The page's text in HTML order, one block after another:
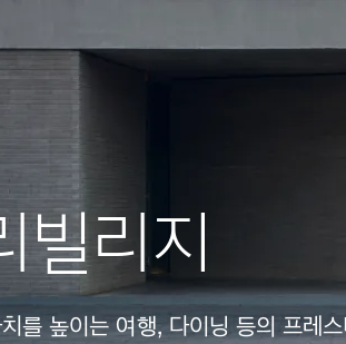
빌리지
를 높이는 여행, 다이닝 등의 프레